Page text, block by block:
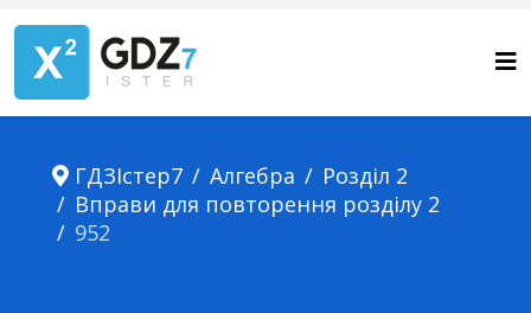
ГДЗІстер7 Алгебра
Розділ 2
Вправи для повторення розділу 2
952